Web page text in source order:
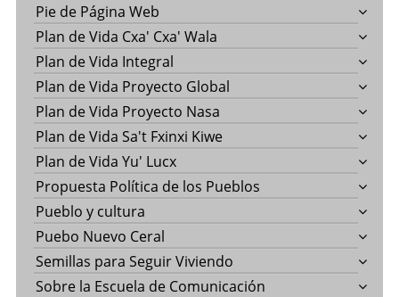
Pie de Página Web
Plan de Vida Cxa' Cxa' Wala
Plan de Vida Integral
Plan de Vida Proyecto Global
Plan de Vida Proyecto Nasa
Plan de Vida Sa't Fxinxi Kiwe
Plan de Vida Yu' Lucx
Propuesta Política de los Pueblos
Pueblo y cultura
Puebo Nuevo Ceral
Semillas para Seguir Viviendo
Sobre la Escuela de Comunicación